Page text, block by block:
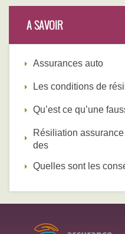
A SAVOIR
Assurances auto
Les conditions de
Qu’est ce qu’une
Résiliation
des
Quelles sont les